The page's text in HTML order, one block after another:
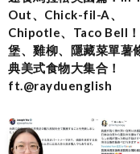
Out、Chick-fil-A、
Chipotle、Taco Bell
堡、雞柳、隱藏菜單薯
典美式食物大集合！
ft.@rayduenglish